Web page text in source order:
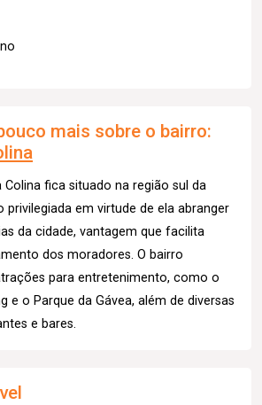
mais sobre o bairro:
Colina fica situado na região sul da
privilegiada em virtude de ela abranger
da cidade, vantagem que facilita
dos moradores. O bairro
para entretenimento, como o
e o Parque da Gávea, além de diversas
e bares.